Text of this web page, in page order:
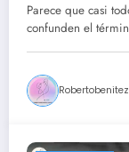
Parece que casi
confunden el